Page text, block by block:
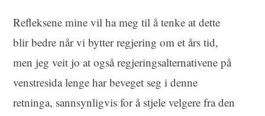
Refleksene mine vil ha meg til å tenke at dette
blir bedre når vi bytter regjering om et års tid,
men jeg veit jo at også regjeringsalternativene på
venstresida lenge har beveget seg i denne
retninga, sannsynligvis for å stjele velgere fra den